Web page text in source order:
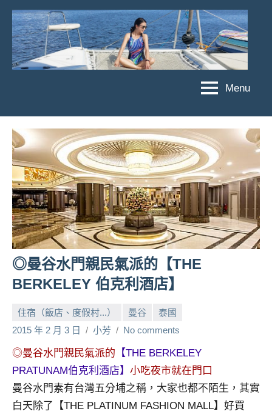
Skip
content
菲
亞
娃
JEFFIA
FANG
亞
娃
粉
絲
團、
主
題
旅
遊、
達
人
路、
旅
節
目
來
賓、
Menu
◎曼谷水門親民氣派的【THE
BERKELEY 伯克利酒店】
住宿（飯店、度假村...） 曼谷
泰國
2015 年 2 月 3 日
小芳 No comments
◎曼谷水門親民氣派的 【THE BERKELEY
PRATUNAM伯克利酒店】 小吃夜市就在門口
曼谷水門素有台灣五分埔之稱，大家也都不陌生，其實
白天除了【THE PLATINUM FASHION MALL】好買